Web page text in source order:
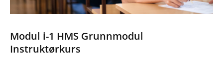
Modul i-1 HMS Grunnmodul
Instruktørkurs